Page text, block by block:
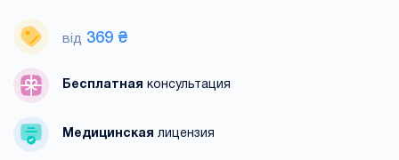
від 369 ₴
Бесплатная консультация
Медицинская лицензия